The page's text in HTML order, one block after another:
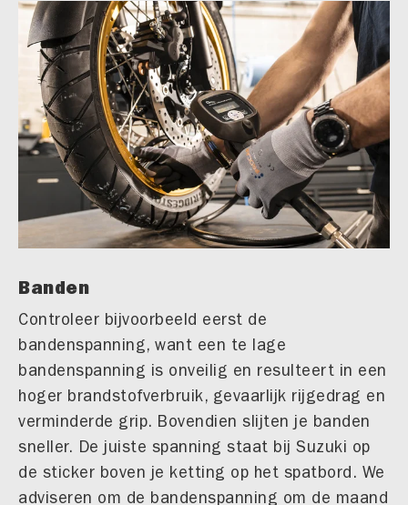
Banden
Controleer bijvoorbeeld eerst de
bandenspanning, want een te lage
bandenspanning is onveilig en resulteert in een
hoger brandstofverbruik, gevaarlijk rijgedrag en
verminderde grip. Bovendien slijten je banden
sneller. De juiste spanning staat bij Suzuki op
de sticker boven je ketting op het spatbord. We
adviseren om de bandenspanning om de maand